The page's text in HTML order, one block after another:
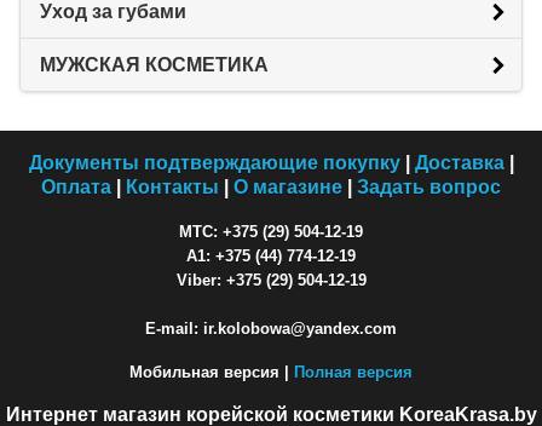
Уход за губами
МУЖСКАЯ КОСМЕТИКА
Документы подтверждающие покупку| Доставка|
Оплата
Контакты О магазине Задать вопрос
МТС: +375 (29) 504-12-19
A1: +375 (44) 774-12-19
Viber: +375 (29) 504-12-19
E-mail: ir.kolobowa@yandex.com
Мобильная версия | Полная версия
Интернет магазин корейской косметики KoreaKrasa.by